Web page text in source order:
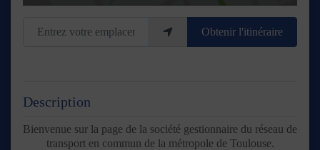
Obtenir l'itinéraire
Description
Bienvenue sur la page de la société gestionnaire du réseau de
transport en commun de la métropole de Toulouse.